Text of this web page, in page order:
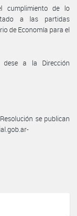
cumplimiento de lo
a las partidas
de Economía para el
dese a la Dirección
se publican